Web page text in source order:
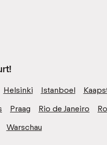
Helsinki Istanboel
Praag Rio de Janeiro
Warschau